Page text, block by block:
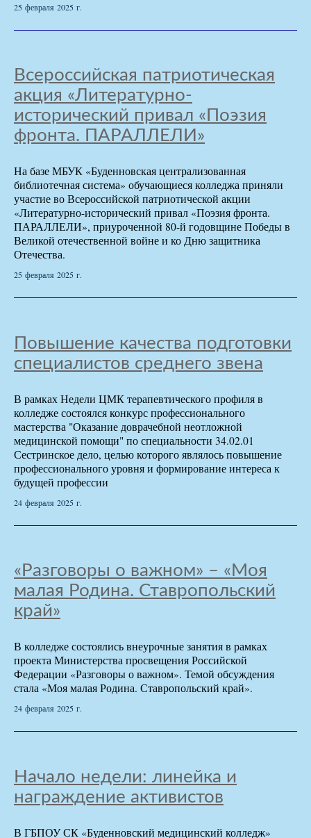
25 февраля 2025 г.
Всероссийская патриотическая
акция «Литературно-
исторический привал «Поэзия
фронта. ПАРАЛЛЕЛИ»
На базе МБУК «Буденновская централизованная
библиотечная система» обучающиеся колледжа приняли
участие во Всероссийской патриотической акции
«Литературно-исторический привал «Поэзия фронта.
ПАРАЛЛЕЛИ», приуроченной 80-й годовщине Победы в
Великой отечественной войне и ко Дню защитника
Отечества.
25 февраля 2025 г.
Повышение качества подготовки
специалистов среднего звена
В рамках Недели ЦМК терапевтического профиля в
колледже состоялся конкурс профессионального
мастерства "Оказание доврачебной неотложной
медицинской помощи" по специальности 34.02.01
Сестринское дело, целью которого являлось повышение
профессионального уровня и формирование интереса к
будущей профессии
24 февраля 2025 г.
«Разговоры о важном» – «Моя
малая Родина. Ставропольский
край»
В колледже состоялись внеурочные занятия в рамках
проекта Министерства просвещения Российской
Федерации «Разговоры о важном». Темой обсуждения
стала «Моя малая Родина. Ставропольский край».
24 февраля 2025 г.
Начало недели: линейка и
награждение активистов
В ГБПОУ СК «Буденновский медицинский колледж»